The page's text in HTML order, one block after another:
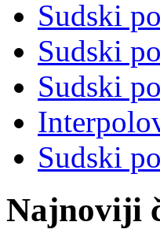
Sudski
Sudski
Sudski
Sudski
Najnoviji